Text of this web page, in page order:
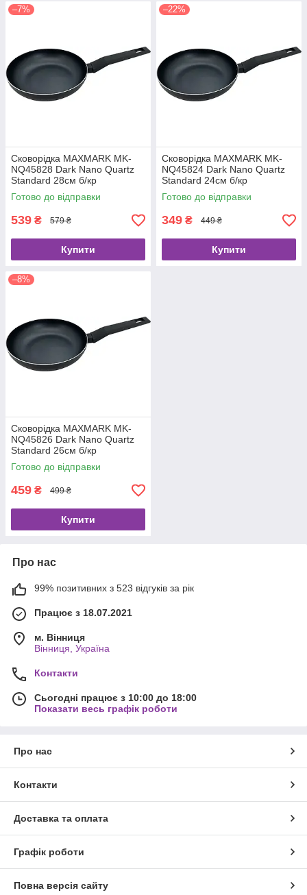
–7%
Сковорідка MAXMARK MK-
NQ45828 Dark Nano Quartz
Standard 28см б/кр
Готово до відправки
539 ₴ 579 ₴
Купити
–22%
Сковорідка MAXMARK MK-
NQ45824 Dark Nano Quartz
Standard 24см б/кр
Готово до відправки
349 ₴ 449 ₴
Купити
–8%
Сковорідка MAXMARK MK-
NQ45826 Dark Nano Quartz
Standard 26см б/кр
Готово до відправки
459 ₴ 499 ₴
Купити
Про нас
99% позитивних з 523 відгуків за рік
Працює з 18.07.2021
м. Вінниця
Вінниця, Україна
Контакти
Сьогодні працює з 10:00 до 18:00
Показати весь графік роботи
Про нас
Контакти
Доставка та оплата
Графік роботи
Повна версія сайту